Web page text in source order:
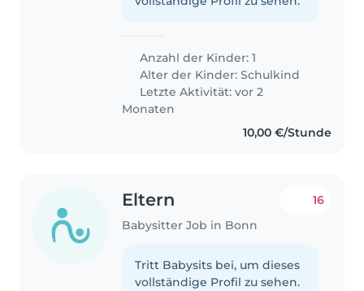
Anzahl der Kinder: 1
Alter der Kinder:Schulkind
Letzte Aktivität: vor 2
Monaten
10,00 €/Stunde
Eltern
Babysitter Job in Bonn
16
Tritt Babysits bei, um dieses
vollständige Profil zu sehen.